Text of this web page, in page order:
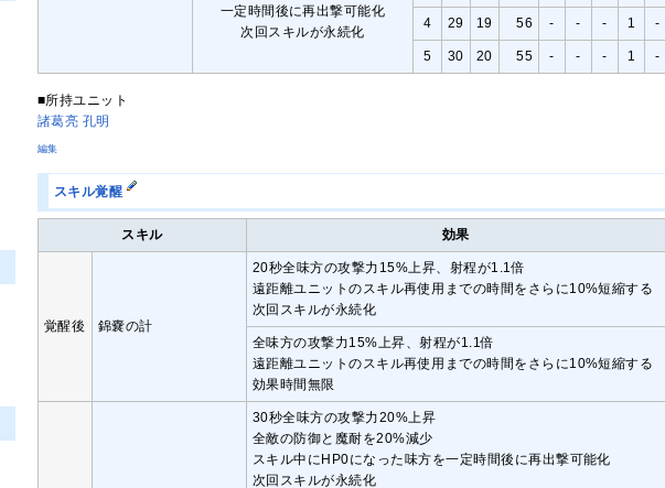
一定時間後に再出撃可能化
次回スキルが永続化
4 29 19 56 - - - 1 -
5 30 20 55 - - - 1 -
■所持ユニット
諸葛亮 孔明
編集
スキル覚醒
スキル 効果
覚醒後 錦嚢の計
20秒全味方の攻撃力15%上昇、射程が1.1倍
遠距離ユニットのスキル再使用までの時間をさらに10%短縮する
次回スキルが永続化
全味方の攻撃力15%上昇、射程が1.1倍
遠距離ユニットのスキル再使用までの時間をさらに10%短縮する
効果時間無限
30秒全味方の攻撃力20%上昇
全敵の防御と魔耐を20%減少
スキル中にHP0になった味方を一定時間後に再出撃可能化
次回スキルが永続化